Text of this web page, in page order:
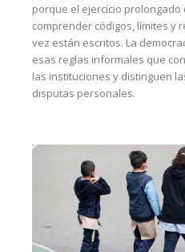
porque el ejercicio prolongado
comprender códigos, límites y
vez están escritos. La
esas reglas informales que
las instituciones y distinguen
disputas personales.